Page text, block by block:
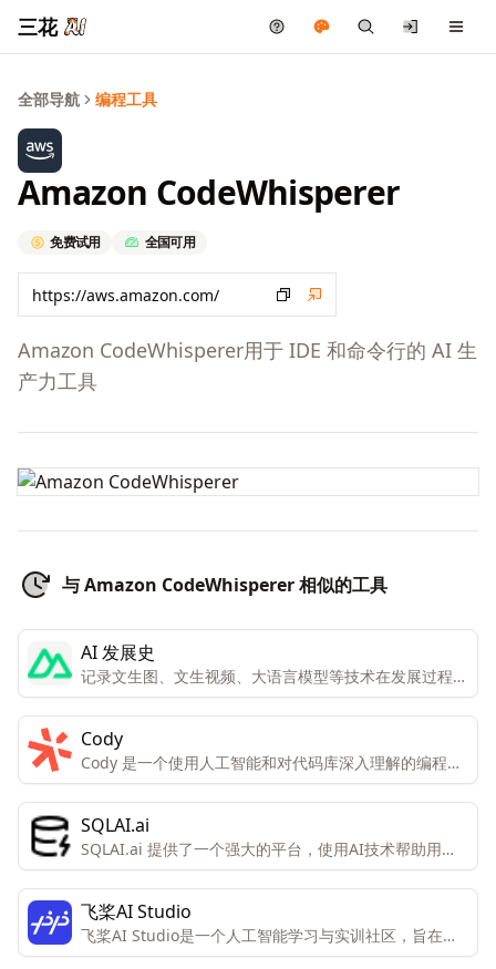
三花
全部导航 编程工具
Amazon CodeWhisperer
免费试用 全国可用
Amazon CodeWhisperer用于 IDE 和命令行的 AI 生
产力工具
与 Amazon CodeWhisperer 相似的工具
AI 发展史
记录文生图、文生视频、大语言模型等技术在发展过程中
的重要时间点
Cody
Cody 是一个使用人工智能和对代码库深入理解的编程助
手，旨在帮助用户更快地编写和理解代码。
SQLAI.ai
SQLAI.ai 提供了一个强大的平台，使用AI技术帮助用户
生成、优化、修复和理解SQL查询，支持多种数据库，适
合不同水平的用户。
飞桨AI Studio
飞桨AI Studio是一个人工智能学习与实训社区，旨在为
开发者提供环境、算力、内容和交流的全方位服务。